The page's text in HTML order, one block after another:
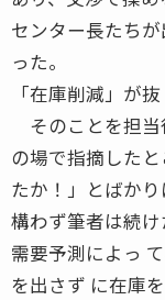
センター長たち
った。
「在庫削減」が抜
そのことを担当
の場で指摘した
たか！」とばかり
構わず筆者は続け
需要予測によっ
を出さず に在庫